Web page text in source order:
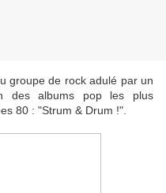
groupe de rock adulé par un
des albums pop les plus
80 : "Strum & Drum !".